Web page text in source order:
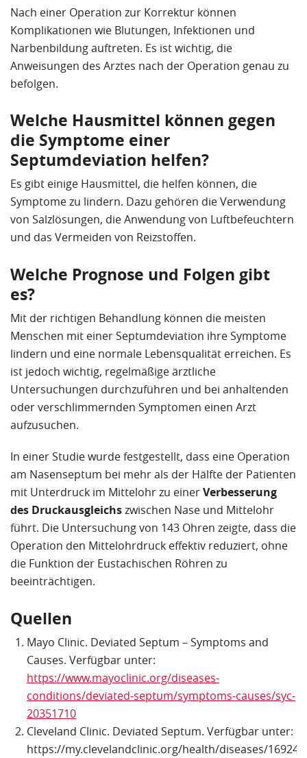
Nach einer Operation zur Korrektur können
Komplikationen wie Blutungen, Infektionen und
Narbenbildung auftreten. Es ist wichtig, die
Anweisungen des Arztes nach der Operation genau zu
befolgen.
Welche Hausmittel können gegen
die Symptome einer
Septumdeviation helfen?
Es gibt einige Hausmittel, die helfen können, die
Symptome zu lindern. Dazu gehören die Verwendung
von Salzlösungen, die Anwendung von Luftbefeuchtern
und das Vermeiden von Reizstoffen.
Welche Prognose und Folgen gibt
es?
Mit der richtigen Behandlung können die meisten
Menschen mit einer Septumdeviation ihre Symptome
lindern und eine normale Lebensqualität erreichen. Es
ist jedoch wichtig, regelmäßige ärztliche
Untersuchungen durchzuführen und bei anhaltenden
oder verschlimmernden Symptomen einen Arzt
aufzusuchen.
In einer Studie wurde festgestellt, dass eine Operation
am Nasenseptum bei mehr als der Hälfte der Patienten
mit Unterdruck im Mittelohr zu einerVerbesserung
des Druckausgleichszwischen Nase und Mittelohr
führt. Die Untersuchung von 143 Ohren zeigte, dass die
Operation den Mittelohrdruck effektiv reduziert, ohne
die Funktion der Eustachischen Röhren zu
beeinträchtigen.
Quellen
Mayo Clinic. Deviated Septum – Symptoms and
Causes. Verfügbar unter:
https://www.mayoclinic.org/diseases-
conditions/deviated-septum/symptoms-causes/syc-
20351710
Cleveland Clinic. Deviated Septum. Verfügbar unter:
https://my.clevelandclinic.org/health/diseases/16924-